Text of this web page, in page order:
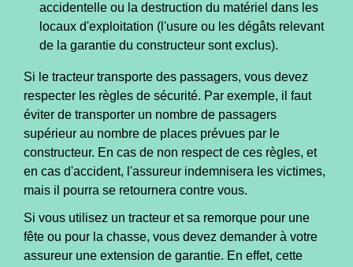
accidentelle ou la destruction du matériel dans les
locaux d'exploitation (l'usure ou les dégâts relevant
de la garantie du constructeur sont exclus).
Si le tracteur transporte des passagers, vous devez
respecter les règles de sécurité. Par exemple, il faut
éviter de transporter un nombre de passagers
supérieur au nombre de places prévues par le
constructeur. En cas de non respect de ces règles, et
en cas d'accident, l'assureur indemnisera les victimes,
mais il pourra se retournera contre vous.
Si vous utilisez un tracteur et sa remorque pour une
fête ou pour la chasse, vous devez demander à votre
assureur une extension de garantie. En effet, cette